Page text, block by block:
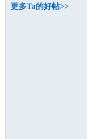
更多Ta的好帖>>